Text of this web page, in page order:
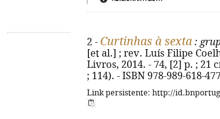
2 - Curtinhas à sexta :
[et al.] ; rev. Luís Filipe
Livros, 2014. - 74, [2] p. ;
; 114). - ISBN 978-989-618-
Link persistente: http://